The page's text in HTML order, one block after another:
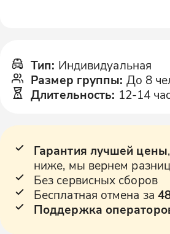
Тип: Индивидуальная
Размер группы: До 8
Длительность: 12-14
Гарантия лучшей цены
ниже, мы вернем
Без сервисных сборов
Бесплатная отмена за
Поддержка